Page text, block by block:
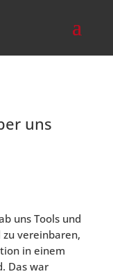
uns
uns Tools und
zu vereinbaren,
in einem
Das war